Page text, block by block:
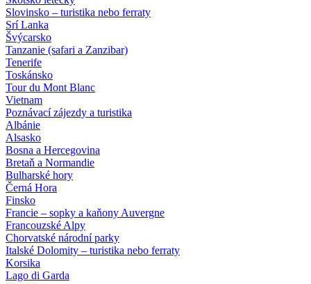
Slovinsko – turistika nebo ferraty
Srí Lanka
Švýcarsko
Tanzanie (safari a Zanzibar)
Tenerife
Toskánsko
Tour du Mont Blanc
Vietnam
Poznávací zájezdy a turistika
Albánie
Alsasko
Bosna a Hercegovina
Bretaň a Normandie
Bulharské hory
Černá Hora
Finsko
Francie – sopky a kaňony Auvergne
Francouzské Alpy
Chorvatské národní parky
Italské Dolomity – turistika nebo ferraty
Korsika
Lago di Garda